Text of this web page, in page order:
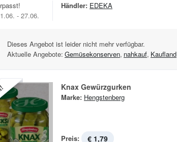
- 27.06.
Händler: EDEKA
Dieses Angebot ist leider nicht mehr verfügbar.
Aktuelle Angebote: Gemüsekonserven, nahkauf, Kaufland
Knax Gewürzgurken
Marke: Hengstenberg
Preis: € 1,79